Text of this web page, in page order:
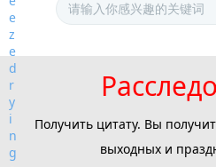
Получить цитату. Вы
выходных и